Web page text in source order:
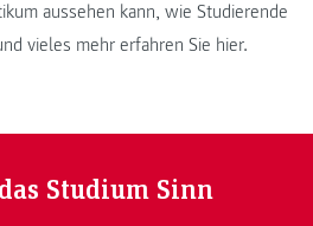
aussehen kann, wie Studierende
vieles mehr erfahren Sie hier.
Studium Sinn